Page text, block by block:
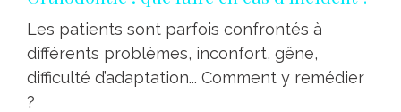
Les patients sont parfois confrontés à
différents problèmes, inconfort, gêne,
difficulté d’adaptation... Comment y remédier
?